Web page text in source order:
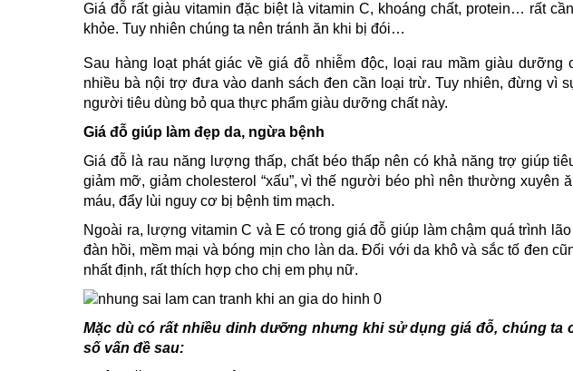
Giá đỗ rất giàu vitamin đặc biệt là vitamin C, khoáng chất, protein… rất
khỏe. Tuy nhiên chúng ta nên tránh ăn khi bị đói…
Sau hàng loạt phát giác về giá đỗ nhiễm độc, loại rau mầm giàu dưỡng
nhiều bà nội trợ đưa vào danh sách đen cần loại trừ. Tuy nhiên, đừng vì
người tiêu dùng bỏ qua thực phẩm giàu dưỡng chất này.
Giá đỗ giúp làm đẹp da, ngừa bệnh
Giá đỗ là rau năng lượng thấp, chất béo thấp nên có khả năng trợ giúp
giảm mỡ, giảm cholesterol “xấu”, vì thế người béo phì nên thường xuyên
máu, đẩy lùi nguy cơ bị bệnh tim mạch.
Ngoài ra, lượng vitamin C và E có trong giá đỗ giúp làm chậm quá trình
đàn hồi, mềm mại và bóng mịn cho làn da. Đối với da khô và sắc tố đen
nhất định, rất thích hợp cho chị em phụ nữ.
Mặc dù có rất nhiều dinh dưỡng nhưng khi sử dụng giá đỗ, chúng ta
số vấn đề sau: